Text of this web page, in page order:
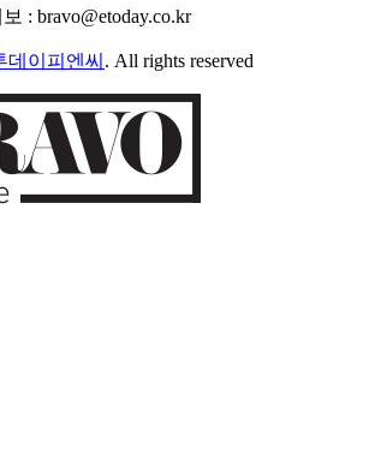
: bravo@etoday.co.kr
데이피엔씨 . All rights reserved